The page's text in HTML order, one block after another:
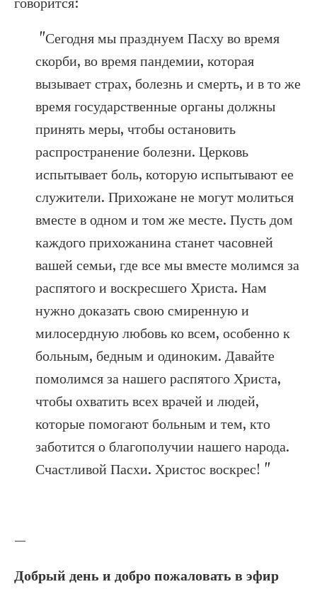
"Сегодня мы празднуем Пасху во время
скорби, во время пандемии, которая
вызывает страх, болезнь и смерть, и в то же
время государственные органы должны
принять меры, чтобы остановить
распространение болезни. Церковь
испытывает боль, которую испытывают ее
служители. Прихожане не могут молиться
вместе в одном и том же месте. Пусть дом
каждого прихожанина станет часовней
вашей семьи, где все мы вместе молимся за
распятого и воскресшего Христа. Нам
нужно доказать свою смиренную и
милосердную любовь ко всем, особенно к
больным, бедным и одиноким. Давайте
помолимся за нашего распятого Христа,
чтобы охватить всех врачей и людей,
которые помогают больным и тем, кто
заботится о благополучии нашего народа.
Счастливой Пасхи. Христос воскрес! "
—
Добрый день и добро пожаловать в эфир